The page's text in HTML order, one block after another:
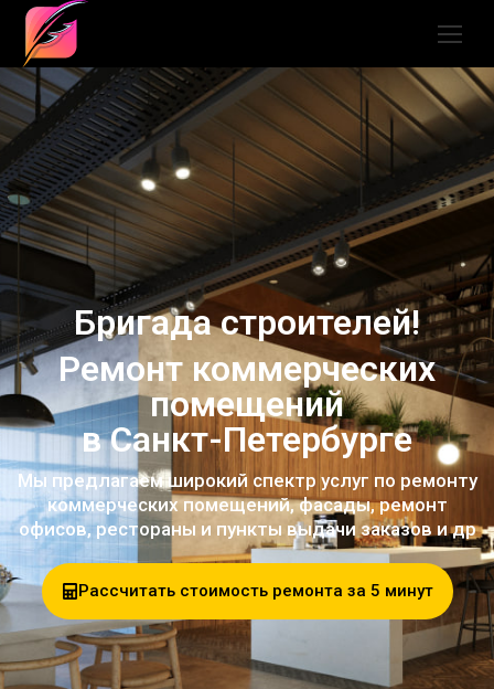
Бригада строителей!
Ремонт коммерческих
помещений
в Санкт-Петербурге
Мы предлагаем широкий спектр услуг по ремонту
коммерческих помещений, фасады, ремонт
офисов, рестораны и пункты выдачи заказов и др
Рассчитать стоимость ремонта за 5 минут